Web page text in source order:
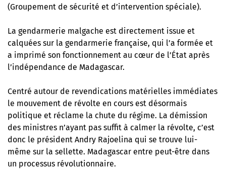
(Groupement de sécurité et d’intervention spéciale).
La gendarmerie malgache est directement issue et
calquées sur la gendarmerie française, qui l’a formée et
a imprimé son fonctionnement au cœur de l’État après
l’indépendance de Madagascar.
Centré autour de revendications matérielles immédiates
le mouvement de révolte en cours est désormais
politique et réclame la chute du régime. La démission
des ministres n’ayant pas suffit à calmer la révolte, c’est
donc le président Andry Rajoelina qui se trouve lui-
même sur la sellette. Madagascar entre peut-être dans
un processus révolutionnaire.